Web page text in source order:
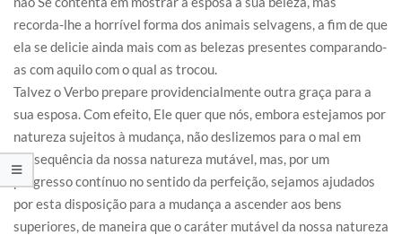
recorda-lhe a horrível forma dos animais selvagens, a fim de que
ela se delicie ainda mais com as belezas presentes comparando-
as com aquilo com o qual as trocou.
Talvez o Verbo prepare providencialmente outra graça para a
sua esposa. Com efeito, Ele quer que nós, embora estejamos por
natureza sujeitos à mudança, não deslizemos para o mal em
consequência da nossa natureza mutável, mas, por um
progresso contínuo no sentido da perfeição, sejamos ajudados
por esta disposição para a mudança a ascender aos bens
superiores, de maneira que o caráter mutável da nossa natureza